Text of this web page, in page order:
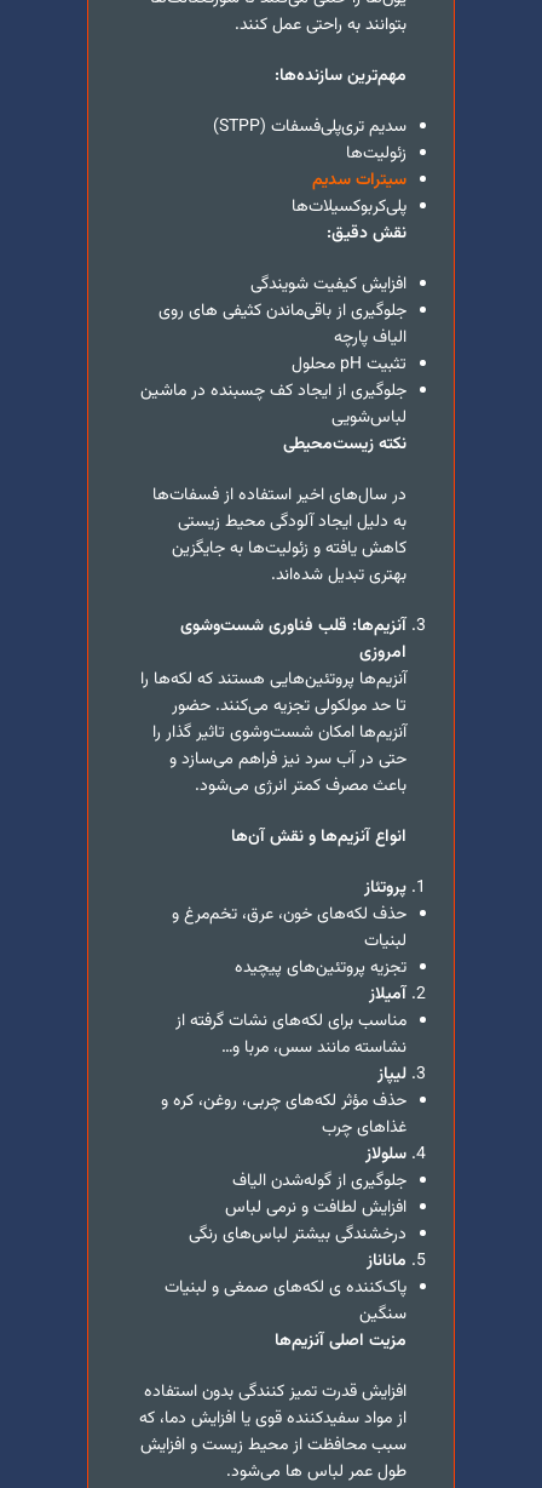
بتوانند به راحتی عمل کنند.
مهم‌ترین سازنده‌ها:
سدیم تری‌پلی‌فسفات (STPP)
زئولیت‌ها
سیترات سدیم
پلی‌کربوکسیلات‌ها
نقش دقیق:
افزایش کیفیت شویندگی
جلوگیری از باقی‌ماندن کثیفی های روی
الیاف پارچه
تثبیت pH محلول
جلوگیری از ایجاد کف چسبنده در ماشین
لباس‌شویی
نکته زیست‌محیطی
در سال‌های اخیر استفاده از فسفات‌ها
به دلیل ایجاد آلودگی محیط زیستی
کاهش یافته و زئولیت‌ها به جایگزین
بهتری تبدیل شده‌اند.
آنزیم‌ها: قلب فناوری شست‌وشوی
امروزی
آنزیم‌ها پروتئین‌هایی هستند که لکه‌ها را
تا حد مولکولی تجزیه می‌کنند. حضور
آنزیم‌ها امکان شست‌وشوی تاثیر گذار را
حتی در آب سرد نیز فراهم می‌سازد و
باعث مصرف کمتر انرژی می‌شود.
انواع آنزیم‌ها و نقش آن‌ها
پروتئاز
حذف لکه‌های خون، عرق، تخم‌مرغ و
لبنیات
تجزیه پروتئین‌های پیچیده
آمیلاز
مناسب برای لکه‌های نشات گرفته از
نشاسته‌ مانند سس، مربا و…
لیپاز
حذف مؤثر لکه‌های چربی، روغن، کره و
غذاهای چرب
سلولاز
جلوگیری از گوله‌شدن الیاف
افزایش لطافت و نرمی لباس
درخشندگی بیشتر لباس‌های رنگی
ماناناز
پاک‌کننده ی لکه‌های صمغی و لبنیات
سنگین
مزیت اصلی آنزیم‌ها
افزایش قدرت تمیز کنندگی بدون استفاده
از مواد سفیدکننده قوی یا افزایش دما، که
سبب محافظت از محیط زیست و افزایش
طول عمر لباس ها می‌شود.